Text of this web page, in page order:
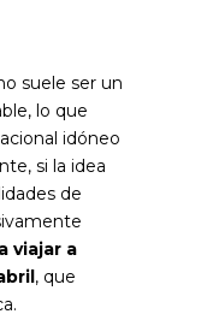
suele ser un
lo que
idóneo
si la idea
de
viajar a
, que